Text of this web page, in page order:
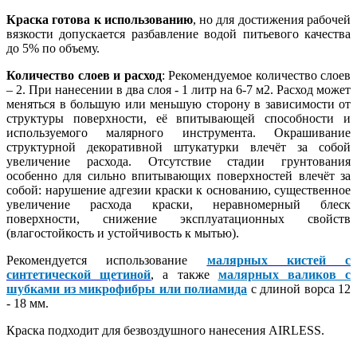
Краска готова к использованию, но для достижения рабочей
вязкости допускается разбавление водой питьевого качества
до 5% по объему.
Количество слоев и расход: Рекомендуемое количество слоев
– 2. При нанесении в два слоя - 1 литр на 6-7 м2. Расход может
меняться в большую или меньшую сторону в зависимости от
структуры поверхности, её впитывающей способности и
используемого малярного инструмента. Окрашивание
структурной декоративной штукатурки влечёт за собой
увеличение расхода. Отсутствие стадии грунтования
особенно для сильно впитывающих поверхностей влечёт за
собой: нарушение адгезии краски к основанию, существенное
увеличение расхода краски, неравномерный блеск
поверхности, снижение эксплуатационных свойств
(влагостойкость и устойчивость к мытью).
Рекомендуется использование малярных кистей с
синтетической щетиной, а также малярных валиков с
шубками из микрофибры или полиамида с длиной ворса 12
- 18 мм.
Краска подходит для безвоздушного нанесения AIRLESS.